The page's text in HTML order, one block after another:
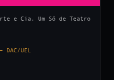
e Cia. Um Só de Teatro
UEL